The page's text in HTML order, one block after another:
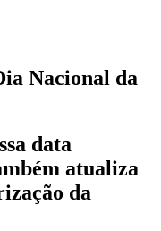
Nacional da
data
atualiza
da